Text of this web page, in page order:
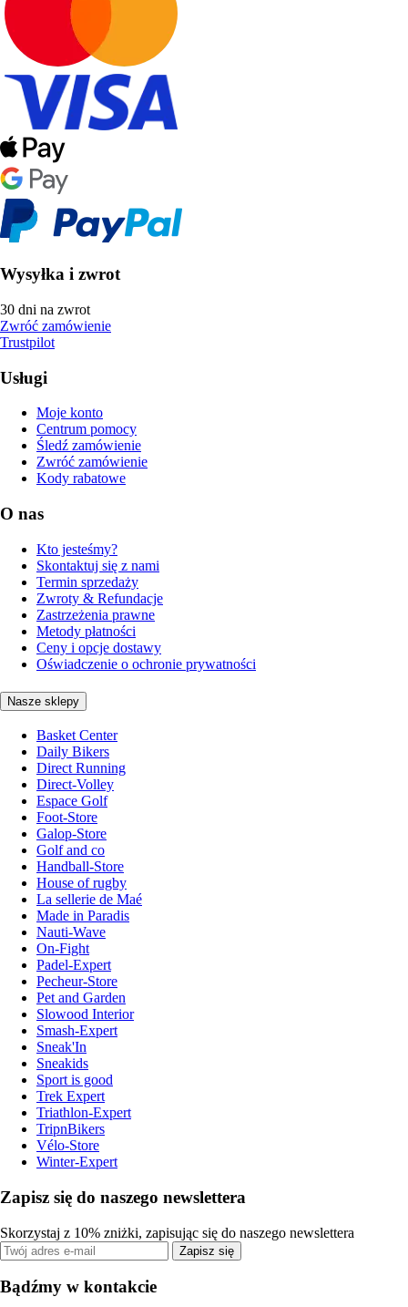
Wysyłka i zwrot
30 dni na zwrot
Zwróć zamówienie
Trustpilot
Usługi
Moje konto
Centrum pomocy
Śledź zamówienie
Zwróć zamówienie
Kody rabatowe
O nas
Kto jesteśmy?
Skontaktuj się z nami
Termin sprzedaży
Zwroty & Refundacje
Zastrzeżenia prawne
Metody płatności
Ceny i opcje dostawy
Oświadczenie o ochronie prywatności
Nasze sklepy
Basket Center
Daily Bikers
Direct Running
Direct-Volley
Espace Golf
Foot-Store
Galop-Store
Golf and co
Handball-Store
House of rugby
La sellerie de Maé
Made in Paradis
Nauti-Wave
On-Fight
Padel-Expert
Pecheur-Store
Pet and Garden
Slowood Interior
Smash-Expert
Sneak'In
Sneakids
Sport is good
Trek Expert
Triathlon-Expert
TripnBikers
Vélo-Store
Winter-Expert
Zapisz się do naszego newslettera
Skorzystaj z 10% zniżki, zapisując się do naszego newslettera
Zapisz się
Bądźmy w kontakcie